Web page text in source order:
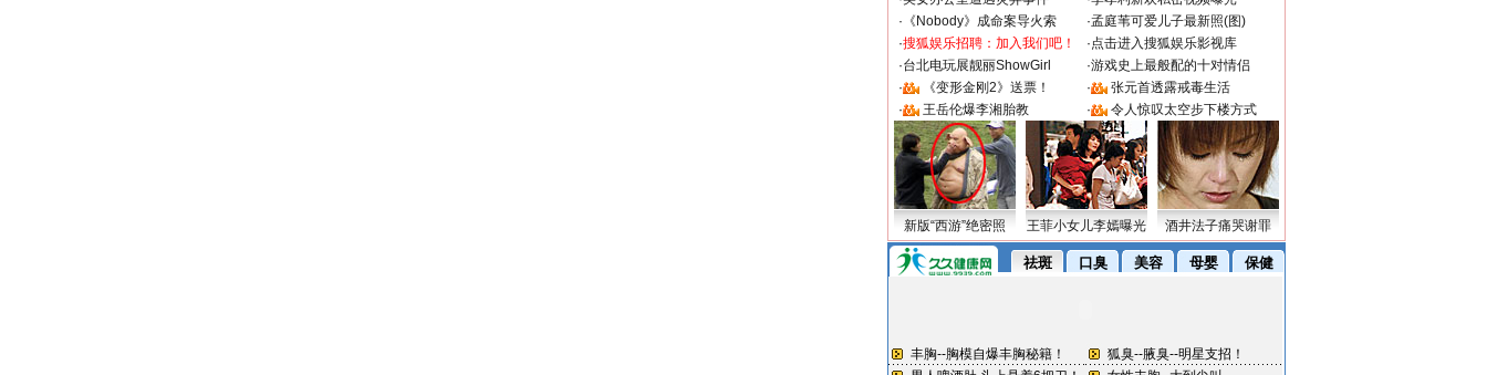
· 《Nobody》成命案导火索 ·孟庭苇可爱儿子最新照(图)
·搜狐娱乐招聘：加入我们吧！ ·点击进入搜狐娱乐影视库
·台北电玩展靓丽ShowGirl ·游戏史上最般配的十对情侣
·
《变形金刚2》送票！ ·
张元首透露戒毒生活
·
王岳伦爆李湘胎教 · 令人惊叹太空步下楼方式
新版“西游”绝密照 王菲小女儿李嫣曝光 酒井法子痛哭谢罪